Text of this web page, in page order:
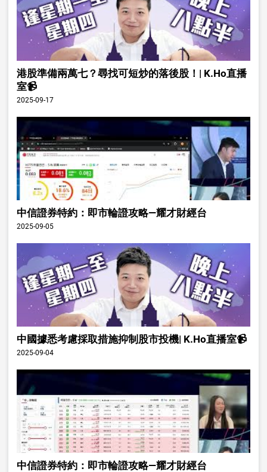
港股準備兩萬七？尋找可短炒的落後股！| K.Ho直播
室📹
2025-09-17
中信證券特約：即市輪證攻略—耀才財經台
2025-09-05
中國據悉考慮採取措施抑制股市投機| K.Ho直播室📹
2025-09-04
中信證券特約：即市輪證攻略—耀才財經台